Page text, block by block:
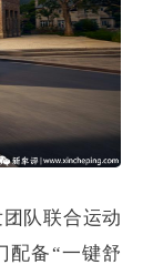
队联合运动
配备“一键舒